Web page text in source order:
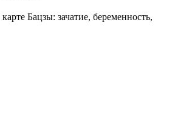
Бацзы: зачатие, беременность,